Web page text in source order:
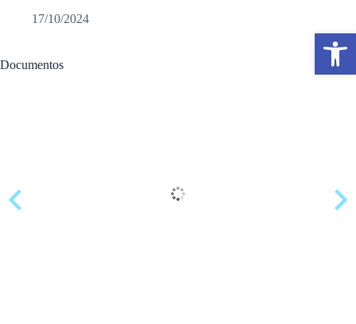
Abrir a barra de ferramentas
ú
17/10/2024
Documentos